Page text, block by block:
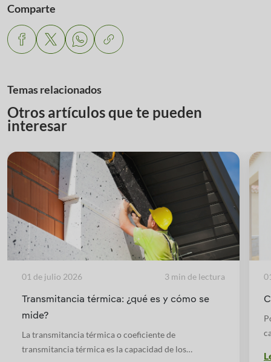
Comparte
Temas relacionados
Otros artículos que te pueden
interesar
Transmitancia térmica: ¿qué es y cómo se
mide?
La transmitancia térmica o coeficiente de
transmitancia térmica es la capacidad de los
01 de julio 2026 3 min de lectura